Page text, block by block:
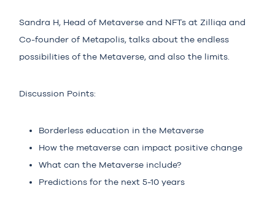
Sandra H, Head of Metaverse and NFTs at Zilliqa and
Co-founder of Metapolis, talks about the endless
possibilities of the Metaverse, and also the limits.
Discussion Points:
Borderless education in the Metaverse
How the metaverse can impact positive change
What can the Metaverse include?
Predictions for the next 5-10 years